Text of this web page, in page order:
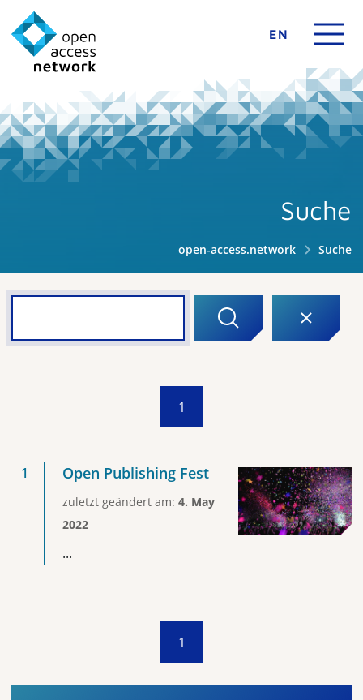
EN
Suche
open-access.network Suche
1
Open Publishing Fest
zuletzt geändert am: 4. May
2022
...
1